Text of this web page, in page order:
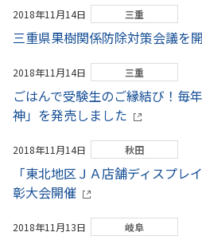
2018年11月14日 三重
三重県果樹関係防除対策会議を
2018年11月14日 三重
ごはんで受験生のご縁結び！毎
神」を発売しました
2018年11月14日 秋田
「東北地区ＪＡ店舗ディスプレ
彰大会開催
2018年11月13日 岐阜